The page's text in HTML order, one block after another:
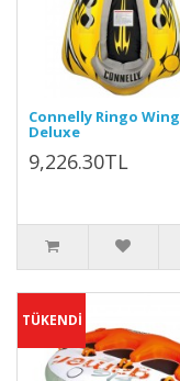
Connelly Ringo Wing
Deluxe
9,226.30TL
TÜKENDİ